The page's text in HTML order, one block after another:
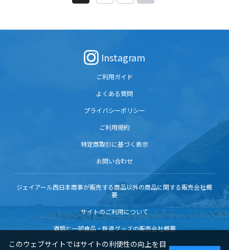
Instagram
ご利用ガイド
よくある質問
プライバシーポリシー
ご利用規約
特定商取引に基づく表示
お問い合わせ
ジェイアール西日本商事が販売する商品以外の商品に関する販売会社概
要
サイトのご利用について
酒類と一部食品・鉄道グッズの販売会社概要
このウェブサイトではサイトの利便性の向上を目